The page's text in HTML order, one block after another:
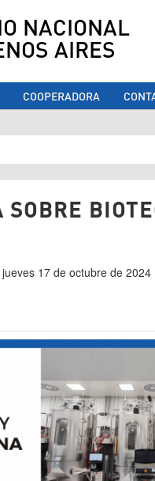
NACIONAL
AIRES
COOPERADORA
aquí
jueves 17 de octubre de 2024